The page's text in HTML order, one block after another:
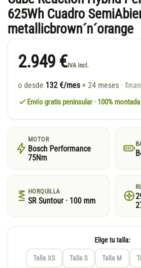
625Wh Cuadro
metallicbrown´n´orange
2.949 €IVA incl.
o desde 132 €/mes × 24 meses ·
Envío gratis peninsular · 100% montada
MOTOR
Bosch Performance
75Nm
HORQUILLA
SR Suntour · 100 mm
Elige tu talla:
Talla XS Talla S Talla M